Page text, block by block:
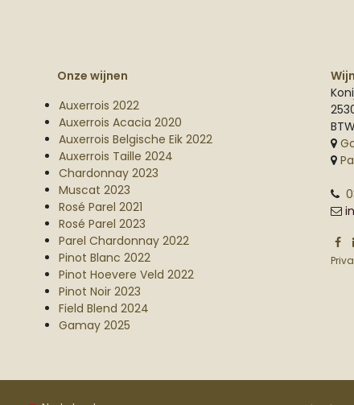
Onze wijnen
Auxerrois 2022
Auxerrois Acacia 2020
Auxerrois Belgische Eik 2022
Auxerrois Taille 2024
Chardonnay 2023
Muscat 2023
Rosé Parel 2021
Rosé Parel 2023
Parel Chardonnay 2022
Pinot Blanc 2022
Pinot Hoevere Veld 2022
Pinot Noir 2023
Field Blend 2024
Gamay 2025